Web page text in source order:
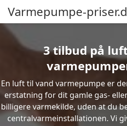
Varmepumpe-
3 tilbud på
En luft til vand varmepumpe er
erstatning for dit gamle gas-
billigere varmekilde, uden at du
centralvarmeinstallationen. Vi